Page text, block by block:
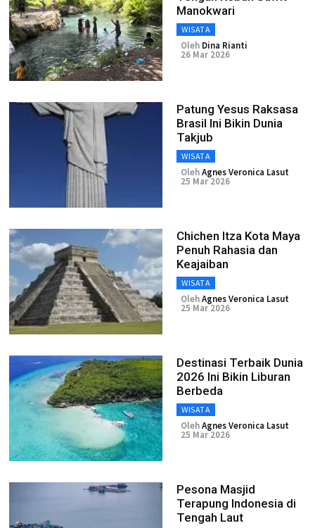
Manokwari
WISATA
Oleh Dina Rianti
26 Mar 2026
Patung Yesus Raksasa
Brasil Ini Bikin Dunia
Takjub
WISATA
OlehAgnes Veronica Lasut
25 Mar 2026
Chichen Itza Kota Maya
Penuh Rahasia dan
Keajaiban
WISATA
OlehAgnes Veronica Lasut
25 Mar 2026
Destinasi Terbaik Dunia
2026 Ini Bikin Liburan
Berbeda
WISATA
OlehAgnes Veronica Lasut
25 Mar 2026
Pesona Masjid
Terapung Indonesia di
Tengah Laut